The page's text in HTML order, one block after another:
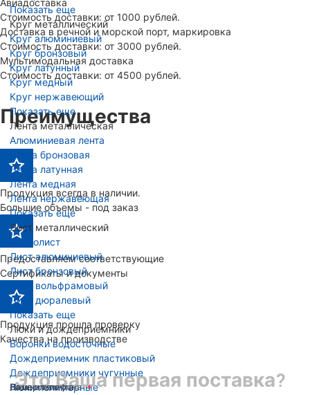
Показать еще
Круг металлический
Круг алюминиевый
Круг бронзовый
Круг латунный
Круг медный
Круг нержавеющий
Показать еще
Лента металлическая
Алюминиевая лента
Лента бронзовая
Лента латунная
Лента медная
Лента нержавеющая
Показать еще
Лист металлический
Гофролист
Лист алюминиевый
Лист бронзовый
Лист вольфрамовый
Лист дюралевый
Показать еще
Люки и дождеприемники
Воронки водосточные
Дождеприемник пластиковый
Дождеприемники чугунные
Люки полимерные
Авиадоставка
Стоимость доставки: от 1000 рублей.
Доставка в речной и морской порт, маркировка
Стоимость доставки: от 3000 рублей.
Мультимодальная доставка
Стоимость доставки: от 4500 рублей.
Преимущества
Продукция всегда в наличии.
Большие объемы - под заказ
Предоставляем соответствующие
Сертификаты и документы
Продукция прошла проверку
Качества на производстве
Это Ваша первая поставка?
Ваше имя
Номер телефона
Ваша эл. почта